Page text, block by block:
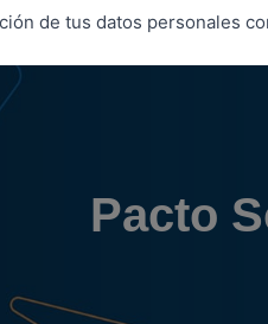
Pacto
de tus datos personales